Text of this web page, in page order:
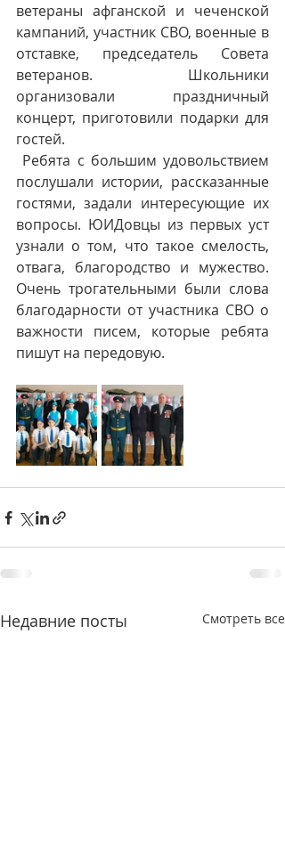
ветераны афганской и чеченской
кампаний, участник СВО, военные в
отставке, председатель Совета
ветеранов. Школьники
организовали праздничный
концерт, приготовили подарки для
гостей.
послушали истории, рассказанные
гостями, задали интересующие их
вопросы. ЮИДовцы из первых уст
узнали о том, что такое смелость,
отвага, благородство и мужество.
Очень трогательными были слова
благодарности от участника СВО о
важности писем, которые ребята
пишут на передовую.
Недавние посты Смотреть все